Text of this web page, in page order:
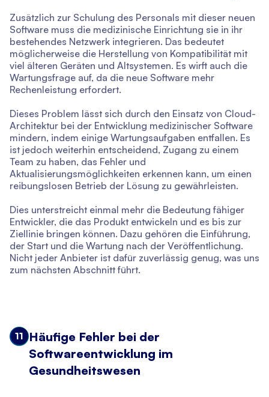
Zusätzlich zur Schulung des Personals mit dieser neuen
Software muss die medizinische Einrichtung sie in ihr
bestehendes Netzwerk integrieren. Das bedeutet
möglicherweise die Herstellung von Kompatibilität mit
viel älteren Geräten und Altsystemen. Es wirft auch die
Wartungsfrage auf, da die neue Software mehr
Rechenleistung erfordert.
Dieses Problem lässt sich durch den Einsatz von Cloud-
Architektur bei der Entwicklung medizinischer Software
mindern, indem einige Wartungsaufgaben entfallen. Es
ist jedoch weiterhin entscheidend, Zugang zu einem
Team zu haben, das Fehler und
Aktualisierungsmöglichkeiten erkennen kann, um einen
reibungslosen Betrieb der Lösung zu gewährleisten.
Dies unterstreicht einmal mehr die Bedeutung fähiger
Entwickler, die das Produkt entwickeln und es bis zur
Ziellinie bringen können. Dazu gehören die Einführung,
der Start und die Wartung nach der Veröffentlichung.
Nicht jeder Anbieter ist dafür zuverlässig genug, was uns
zum nächsten Abschnitt führt.
11
Häufige Fehler bei der
Softwareentwicklung im
Gesundheitswesen